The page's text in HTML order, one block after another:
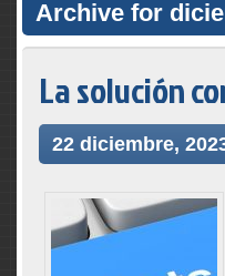
Archive for
La solución
22 diciembre,